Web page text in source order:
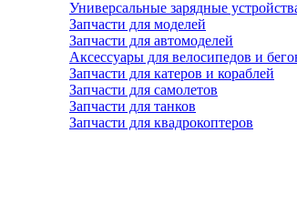
Универсальные зарядные
Запчасти для моделей
Запчасти для автомоделей
Аксессуары для велосипедов и
Запчасти для катеров и кораблей
Запчасти для самолетов
Запчасти для танков
Запчасти для квадрокоптеров